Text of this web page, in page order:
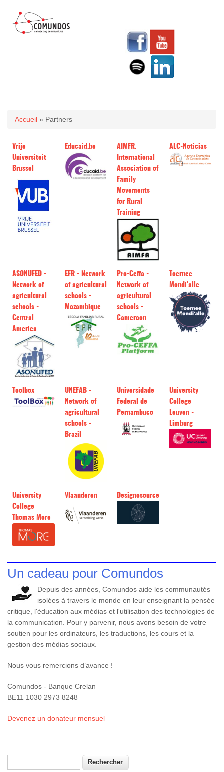
Vous êtes ici
Accueil » Partners
Vrije
Universiteit
Brussel
Educaid.be
AIMFR.
International
Association of
Family
Movements
for Rural
Training
ALC-Noticias
ASONUFED -
Network of
agricultural
schools -
Central
America
EFR - Network
of agricultural
schools -
Mozambique
Pro-Ceffa -
Network of
agricultural
schools -
Cameroon
Toernee
Mondi'alle
Toolbox
UNEFAB -
Network of
agricultural
schools -
Brazil
Universidade
Federal de
Pernambuco
University
College
Leuven -
Limburg
University
College
Thomas More
Vlaanderen Designosource
Un cadeau pour Comundos
Depuis des années, Comundos aide les communautés
isolées à travers le monde en leur enseignant la pensée
critique, l'éducation aux médias et l'utilisation des technologies de
la communication. Pour y parvenir, nous avons besoin de votre
soutien pour les ordinateurs, les traductions, les cours et la
gestion des médias sociaux.
Nous vous remercions d’avance !
Comundos - Banque Crelan
BE11 1030 2973 8248
Devenez un donateur mensuel
Formulaire de recherche